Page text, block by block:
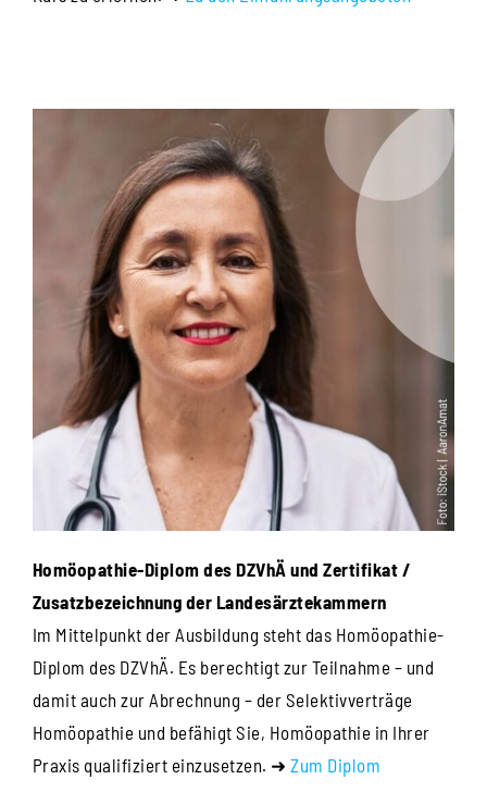
Homöopathie-Diplom des DZVhÄ und Zertifikat /
Zusatzbezeichnung der Landesärztekammern
Im Mittelpunkt der Ausbildung steht das Homöopathie-
Diplom des DZVhÄ. Es berechtigt zur Teilnahme – und
damit auch zur Abrechnung – der Selektivverträge
Homöopathie und befähigt Sie, Homöopathie in Ihrer
Praxis qualifiziert einzusetzen. ➜Zum Diplom